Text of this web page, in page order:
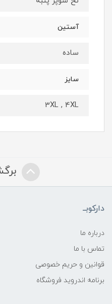
آستین
ساده
سایز
3XL , 4XL
دارکوبــ
درباره ما
تماس با ما
قوانین و حریم خصوصی
برنامه اندروید فروشگاه